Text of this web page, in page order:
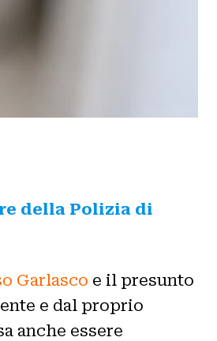
della Polizia di
Garlasco e il presunto
e dal proprio
anche essere